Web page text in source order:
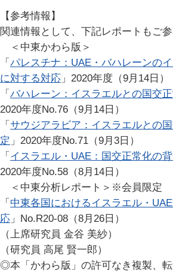
【参考情報】
関連情報として、下記レポートもご参
＜中東かわら版＞
「 パレスチナ：UAE・バハレーンの
に対する対応 」2020年度（9月14日）
「 バハレーン：イスラエルとの国交
2020年度No.76（9月14日）
「 サウジアラビア：イスラエルとの
定 」2020年度No.71（9月3日）
「 イスラエル・UAE：国交正常化の
2020年度No.58（8月14日）
＜中東分析レポート＞※会員限定
「 中東各国におけるイスラエル・
応 」No.R20-08（8月26日）
（上席研究員 金谷 美紗）
（研究員 高尾 賢一郎）
◎本「かわら版」の許可なき複製、